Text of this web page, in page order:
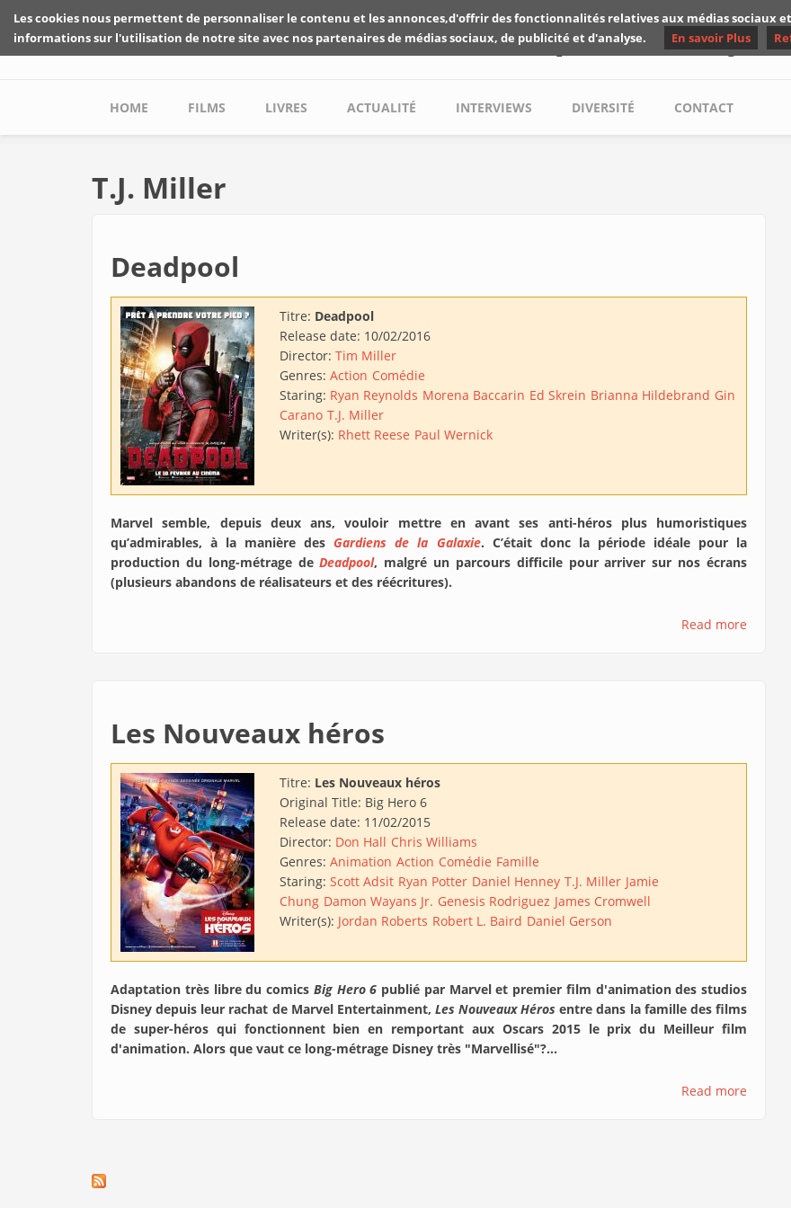
Skip to main content
Les critiques de
Main menu
HOME FILMS LIVRES ACTUALITÉ INTERVIEWS DIVERSITÉ CONTACT
T.J. Miller
Deadpool
Titre: Deadpool
Release date: 10/02/2016
Director: Tim Miller
Genres: Action Comédie
Staring: Ryan Reynolds Morena Baccarin Ed Skrein Brianna Hildebrand Gin
Carano T.J. Miller
Writer(s): Rhett Reese Paul Wernick
Marvel semble, depuis deux ans, vouloir mettre en avant ses anti-héros plus humoristiques
qu’admirables, à la manière des Gardiens de la Galaxie. C’était donc la période idéale pour la
production du long-métrage deDeadpool, malgré un parcours difficile pour arriver sur nos écrans
(plusieurs abandons de réalisateurs et des réécritures).
Read more
Les Nouveaux héros
Titre: Les Nouveaux héros
Original Title: Big Hero 6
Release date: 11/02/2015
Director: Don Hall Chris Williams
Genres: Animation Action Comédie Famille
Staring: Scott Adsit Ryan Potter Daniel Henney T.J. Miller Jamie
Chung Damon Wayans Jr. Genesis Rodriguez James Cromwell
Writer(s): Jordan Roberts Robert L. Baird Daniel Gerson
Adaptation très libre du comics Big Hero 6 publié par Marvel et premier film d'animation des studios
Disney depuis leur rachat de Marvel Entertainment, Les Nouveaux Héros entre dans la famille des films
de super-héros qui fonctionnent bien en remportant aux Oscars 2015 le prix du Meilleur film
d'animation. Alors que vaut ce long-métrage Disney très "Marvellisé"?...
Read more
Les cookies nous permettent de personnaliser le contenu et les annonces,d'offrir des fonctionnalités relatives aux médias sociaux
informations sur l'utilisation de notre site avec nos partenaires de médias sociaux, de publicité et d'analyse.
En savoir Plus